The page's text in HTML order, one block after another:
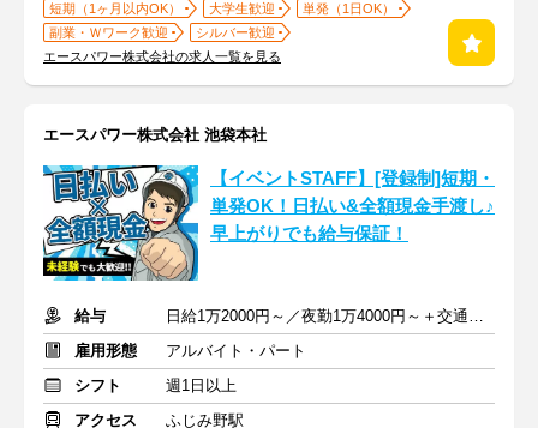
短期（1ヶ月以内OK） 大学生歓迎
単発（1日OK）
副業・Ｗワーク歓迎
シルバー歓迎
エースパワー株式会社の求人一覧を見る
エースパワー株式会社 池袋本社
【イベントSTAFF】[登録制]短期・
単発OK！日払い&全額現金手渡し♪
早上がりでも給与保証！
給与
日給1万2000円～／夜勤1万4000円～＋交通費＋各種手当
雇用形態
アルバイト・パート
シフト
週1日以上
アクセス
ふじみ野駅